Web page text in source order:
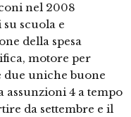
nel 2008
scuola e
della spesa
motore per
due uniche buone
assunzioni 4 a tempo
da settembre e il